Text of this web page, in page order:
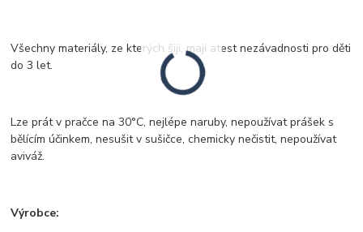
Všechny materiály, ze kterých šiji, mají atest nezávadnosti pro děti
do 3 let.
Lze prát v pračce na 30°C, nejlépe naruby, nepoužívat prášek s
bělícím účinkem, nesušit v sušičce, chemicky nečistit, nepoužívat
aviváž.
Výrobce: